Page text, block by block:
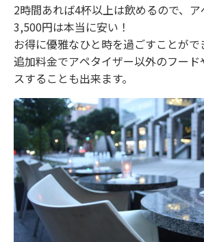
2時間あれば4杯以上は飲めるので、
3,500円は本当に安い！
お得に優雅なひと時を過ごすことがで
追加料金でアペタイザー以外のフード
スすることも出来ます。